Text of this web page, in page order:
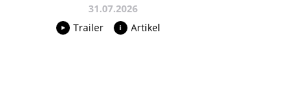
31.07.2026
Trailer
Artikel